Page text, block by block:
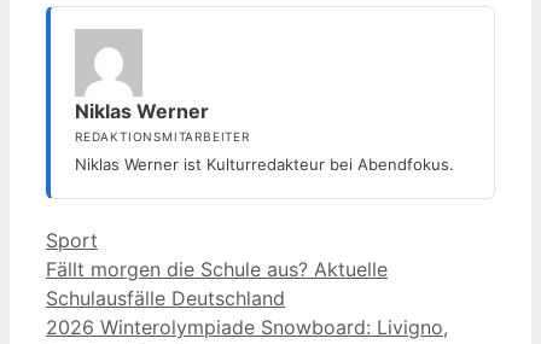
Niklas Werner
REDAKTIONSMITARBEITER
Niklas Werner ist Kulturredakteur bei Abendfokus.
Kategorien
Sport
Fällt morgen die Schule aus? Aktuelle
Schulausfälle Deutschland
2026 Winterolympiade Snowboard: Livigno,